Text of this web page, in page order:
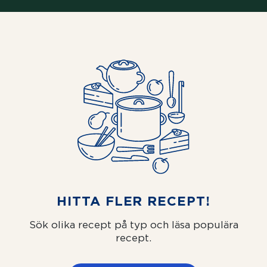
HITTA FLER RECEPT!
Sök olika recept på typ och läsa populära
recept.